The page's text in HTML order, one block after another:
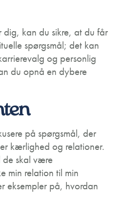
kan du sikre, at du får
spørgsmål; det kan
og personlig
du opnå en dybere
på spørgsmål, der
kærlighed og relationer.
de skal være
min relation til min
eksempler på, hvordan